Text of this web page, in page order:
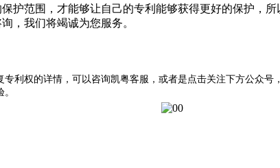
范围，才能够让自己的专利能够获得更好的保护，
，我们将竭诚为您服务。
利权的详情，可以咨询凯粤客服，或者是点击关注下方公众